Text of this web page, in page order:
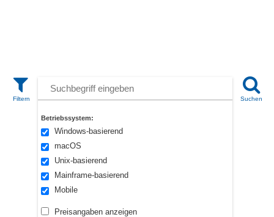
Betriebssystem:
Windows-basierend
macOS
Unix-basierend
Mainframe-basierend
Mobile
Preisangaben anzeigen